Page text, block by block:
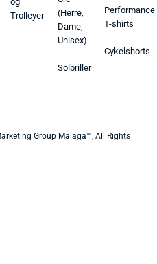
Trolleyer
(Herre,
Dame,
Unisex)
Solbriller
Performance
T-shirts
Cykelshorts
Group Malaga™, All Rights